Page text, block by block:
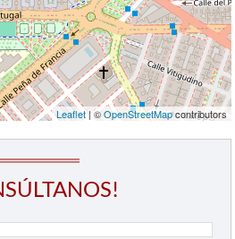
Leaflet| ©OpenStreetMapcontributors